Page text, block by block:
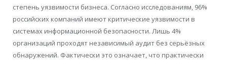
степень уязвимости бизнеса. Согласно исследованиям, 96%
российских компаний имеют критические уязвимости в
системах информационной безопасности. Лишь 4%
организаций проходят независимый аудит без серьёзных
обнаружений. Фактически это означает, что практически